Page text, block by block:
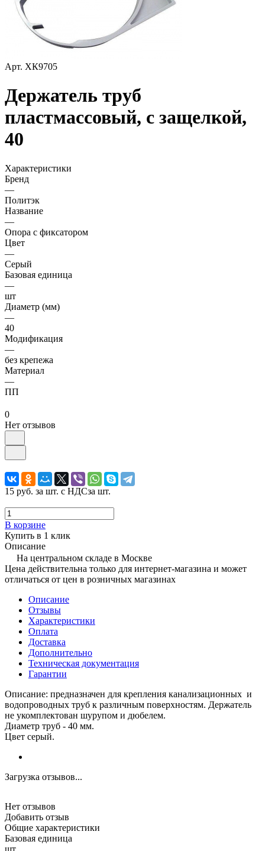
Арт. ХК9705
Держатель труб
пластмассовый, с защелкой,
40
Характеристики
Бренд
—
Политэк
Название
—
Опора с фиксатором
Цвет
—
Серый
Базовая единица
—
шт
Диаметр (мм)
—
40
Модификация
—
без крепежа
Материал
—
ПП
0
Нет отзывов
15 руб. за шт. с НДСза шт.
В корзине
Купить в 1 клик
Описание
На центральном складе в Москве
Цена действительна только для интернет-магазина и может
отличаться от цен в розничных магазинах
Описание
Отзывы
Характеристики
Оплата
Доставка
Дополнительно
Техническая документация
Гарантии
Описание: предназначен для крепления канализационных и
водопроводных труб к различным поверхностям. Держатель
не укомплектован шурупом и дюбелем.
Диаметр труб - 40 мм.
Цвет серый.
Загрузка отзывов...
Нет отзывов
Добавить отзыв
Общие характеристики
Базовая единица
шт